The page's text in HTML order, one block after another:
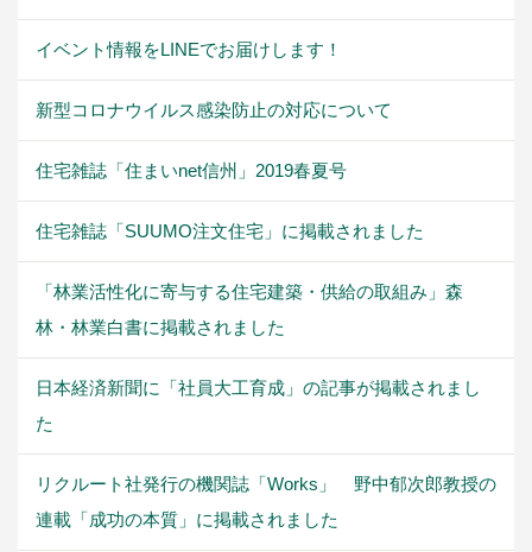
イベント情報をLINEでお届けします！
新型コロナウイルス感染防止の対応について
住宅雑誌「住まいnet信州」2019春夏号
住宅雑誌「SUUMO注文住宅」に掲載されました
「林業活性化に寄与する住宅建築・供給の取組み」森
林・林業白書に掲載されました
日本経済新聞に「社員大工育成」の記事が掲載されまし
た
リクルート社発行の機関誌「Works」 野中郁次郎教授の
連載「成功の本質」に掲載されました